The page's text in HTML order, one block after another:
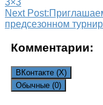
3×3
Next Post:
предсезонном
Комментарии:
ВКонтакте (X)
Обычные (0)